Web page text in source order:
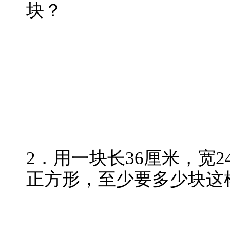
块？
2．用一块长36厘米，宽
正方形，至少要多少块